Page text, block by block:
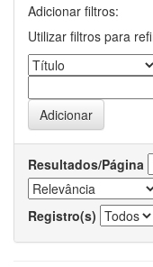
Adicionar filtros:
Utilizar filtros para
Resultados/Página
Registro(s)